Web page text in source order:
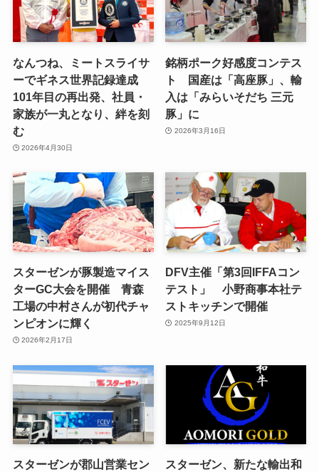
なんつね、ミートスライサ
ーでギネス世界記録達成
101年目の再出発、社員・
家族が一丸となり、絆を刻
む
2026年4月30日
銘柄ポーク好感度コンテス
ト 国産は「高座豚」、輸
入は「みらいそだち 三元
豚」に
2026年3月16日
スターゼンが豚製造マイス
ターGC大会を開催 青森
工場の中村さんが初代チャ
ンピオンに輝く
2026年2月17日
DFV主催「第3回IFFAコン
テスト」 小野商事本社テ
ストキッチンで開催
2025年9月12日
スターゼンが郡山営業セン
スターゼン、新たな輸出和